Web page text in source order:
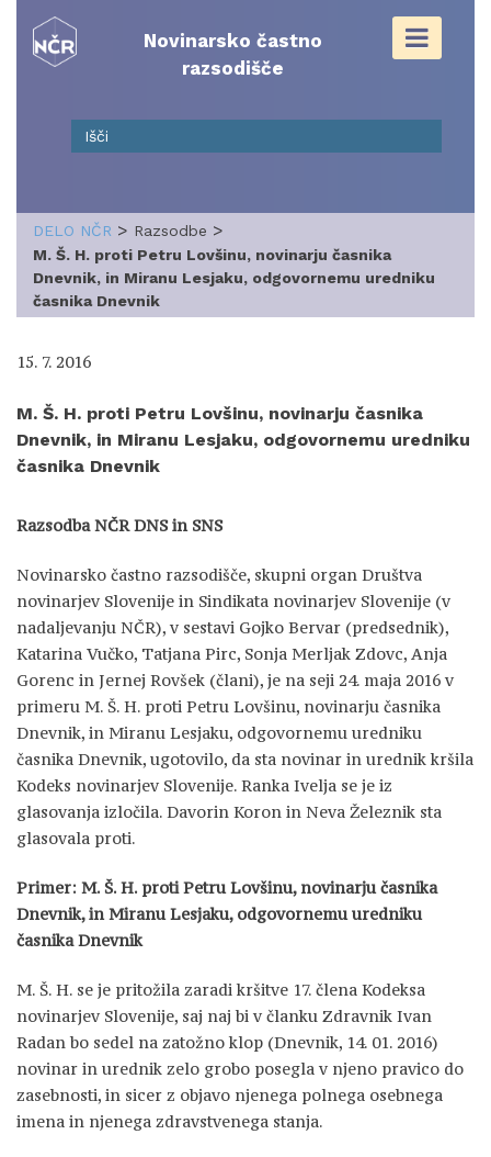
content
Novinarsko častno
razsodišče
DELO NČR > Razsodbe >
M. Š. H. proti Petru Lovšinu, novinarju časnika
Dnevnik, in Miranu Lesjaku, odgovornemu uredniku
časnika Dnevnik
15. 7. 2016
M. Š. H. proti Petru Lovšinu, novinarju časnika
Dnevnik, in Miranu Lesjaku, odgovornemu uredniku
časnika Dnevnik
Razsodba NČR DNS in SNS
Novinarsko častno razsodišče, skupni organ Društva
novinarjev Slovenije in Sindikata novinarjev Slovenije (v
nadaljevanju NČR), v sestavi Gojko Bervar (predsednik),
Katarina Vučko, Tatjana Pirc, Sonja Merljak Zdovc, Anja
Gorenc in Jernej Rovšek (člani), je na seji 24. maja 2016 v
primeru M. Š. H. proti Petru Lovšinu, novinarju časnika
Dnevnik, in Miranu Lesjaku, odgovornemu uredniku
časnika Dnevnik, ugotovilo, da sta novinar in urednik kršila
Kodeks novinarjev Slovenije. Ranka Ivelja se je iz
glasovanja izločila. Davorin Koron in Neva Železnik sta
glasovala proti.
Primer: M. Š. H. proti Petru Lovšinu, novinarju časnika
Dnevnik, in Miranu Lesjaku, odgovornemu uredniku
časnika Dnevnik
M. Š. H. se je pritožila zaradi kršitve 17. člena Kodeksa
novinarjev Slovenije, saj naj bi v članku Zdravnik Ivan
Radan bo sedel na zatožno klop (Dnevnik, 14. 01. 2016)
novinar in urednik zelo grobo posegla v njeno pravico do
zasebnosti, in sicer z objavo njenega polnega osebnega
imena in njenega zdravstvenega stanja.